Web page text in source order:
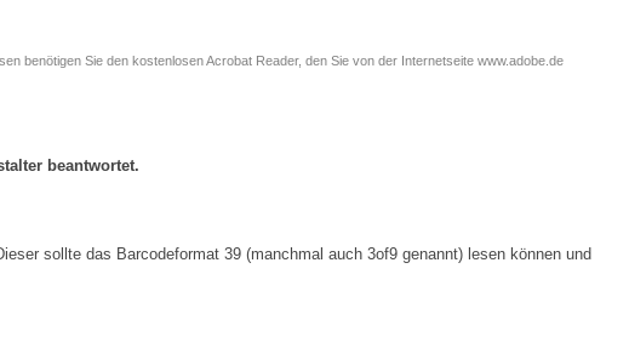
benötigen Sie den kostenlosen Acrobat Reader, den Sie von der Internetseite www.adobe.de
beantwortet.
sollte das Barcodeformat 39 (manchmal auch 3of9 genannt) lesen können und